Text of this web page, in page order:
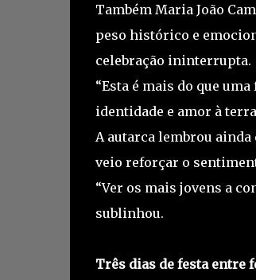
Também Maria João
peso histórico e
celebração ininterrupta.
“Esta é mais do que
identidade e amor à
A autarca lembrou ainda
veio reforçar o
“Ver os mais jovens a
sublinhou.
Três dias de festa entre